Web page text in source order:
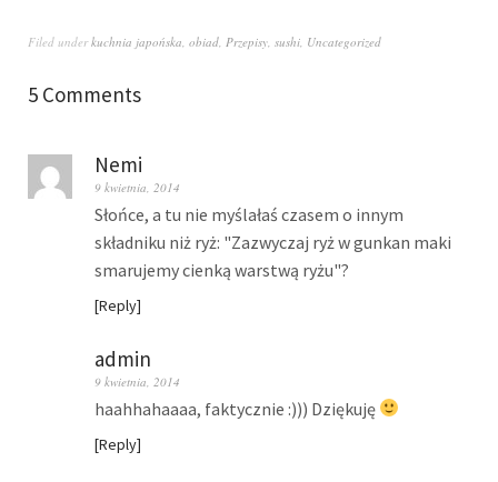
Filed underkuchnia japońska obiad Przepisy sushi Uncategorized
5 Comments
Nemi
9 kwietnia, 2014
Słońce, a tu nie myślałaś czasem o innym
składniku niż ryż: "Zazwyczaj ryż w gunkan maki
smarujemy cienką warstwą ryżu"?
Reply
admin
9 kwietnia, 2014
haahhahaaaa, faktycznie :))) Dziękuję
Reply